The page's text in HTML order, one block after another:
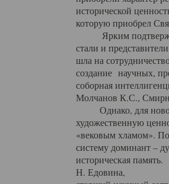
исторической
которую приобрел
Ярким
стали и
шла на
создание научных,
соборная
Молчанов К.С.,
Однако, для новой
художественную
«вековым хламом».
систему доминант –
историческая память.
Н. Едовина,